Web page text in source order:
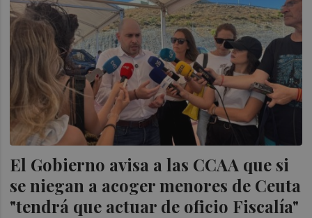
El Gobierno avisa a las CCAA que si
se niegan a acoger menores de Ceuta
"tendrá que actuar de oficio Fiscalía"